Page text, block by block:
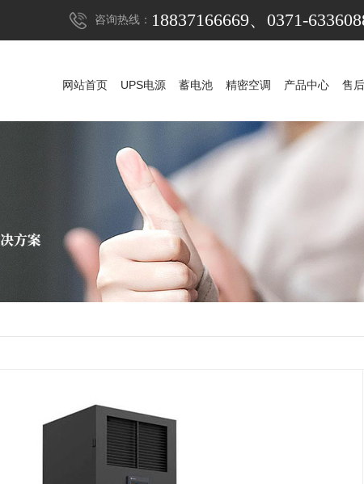
咨询热线： 18837166669、0371-
网站首页
网站首页
UPS电源
UPS电源
蓄电池
蓄电池
精密空调
精密空调
产品中心
产品中心
UPS电源 UPS电
山特UPS电源
施耐德UPS电源
蓄电池
耐力赛蓄电池
精密空调
维谛艾默生精密空调
稳压器 稳压器
防雷器
售
售
公司
时